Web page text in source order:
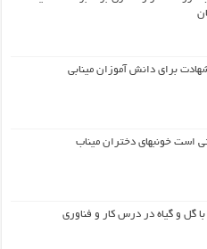
برای دانش آموزان مینابی
است خونبهای دختران میناب
گل و گیاه در درس کار و فناوری